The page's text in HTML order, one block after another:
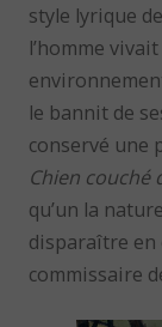
style lyrique
l’homme
le bannit de
conservé une
Chien couché
qu’un la
disparaître en
commissaire